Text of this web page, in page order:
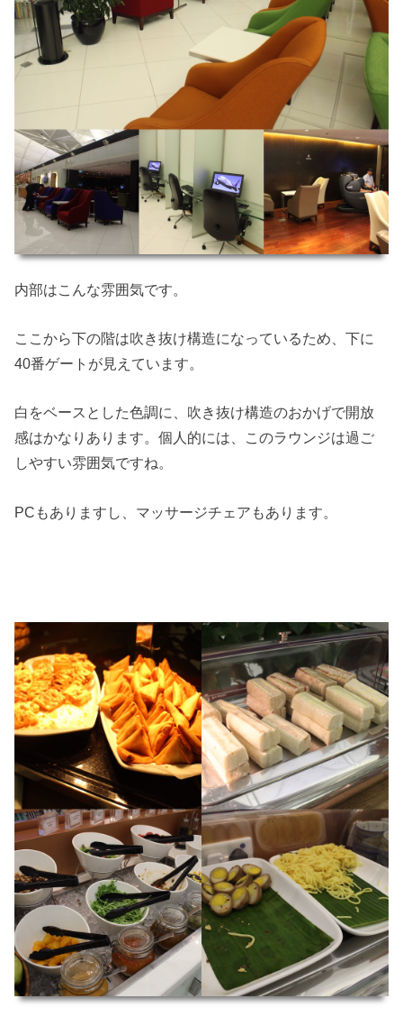
内部はこんな雰囲気です。
ここから下の階は吹き抜け構造になっているため、下に
40番ゲートが見えています。
白をベースとした色調に、吹き抜け構造のおかげで開放
感はかなりあります。個人的には、このラウンジは過ご
しやすい雰囲気ですね。
PCもありますし、マッサージチェアもあります。